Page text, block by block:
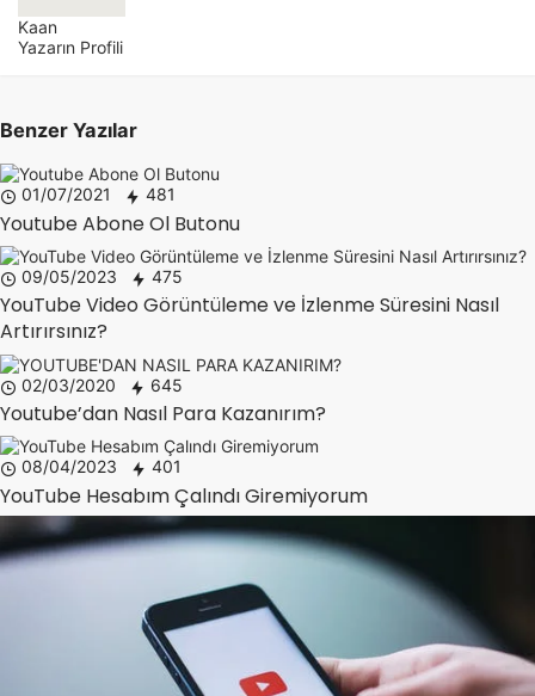
Kaan
Yazarın Profili
Benzer Yazılar
01/07/2021 481
Youtube Abone Ol Butonu
09/05/2023 475
YouTube Video Görüntüleme ve İzlenme Süresini Nasıl
Artırırsınız?
02/03/2020 645
Youtube’dan Nasıl Para Kazanırım?
08/04/2023 401
YouTube Hesabım Çalındı Giremiyorum